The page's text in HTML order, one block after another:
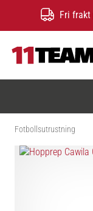
Fri frakt
Fotbollsutrustning